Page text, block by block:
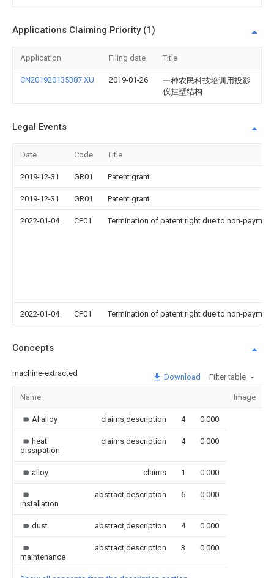
Applications Claiming Priority (1)
Application Filing date Title
CN201920135387.XU 2019-01-26
一种农民科技培训用投影
仪挂壁结构
Legal Events
Date Code Title
2019-12-31 GR01 Patent grant
2019-12-31 GR01 Patent grant
2022-01-04 CF01 Termination of patent right due to non-
2022-01-04 CF01 Termination of patent right due to non-
Concepts
machine-extracted Download Filter table
Name Image
Al alloy claims,description 4 0.000
heat
dissipation
claims,description 4 0.000
alloy claims 1 0.000
installation
abstract,description 6 0.000
dust abstract,description 4 0.000
maintenance
abstract,description 3 0.000